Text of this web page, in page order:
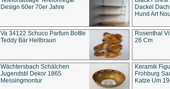
Design 60er 70er Jahre
Dackel
Hund Art
Va 34122 Schuco Parfum Bottle
Teddy Bär Hellbraun
Rosenthal
26 Cm
Wächtersbach Schälchen
Jugendstil Dekor 1865
Messingmontur
Keramik
Frohburg
Katze Um